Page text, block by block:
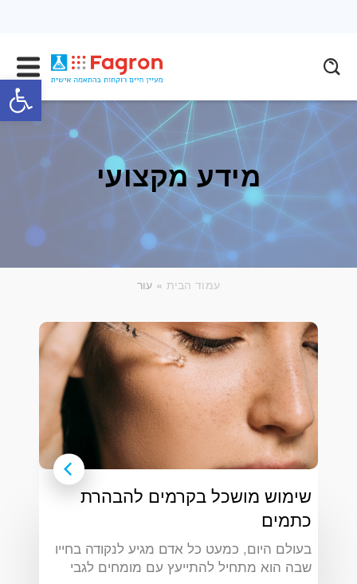
מידע מקצועי
עמוד הבית » עור
שימוש מושכל בקרמים להבהרת
כתמים
בעולם היום, כמעט כל אדם מגיע לנקודה בחייו
שבה הוא מתחיל להתייעץ עם מומחים לגבי